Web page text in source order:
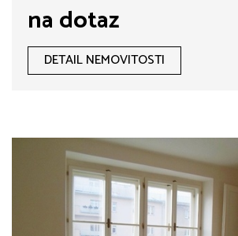
na dotaz
DETAIL NEMOVITOSTI